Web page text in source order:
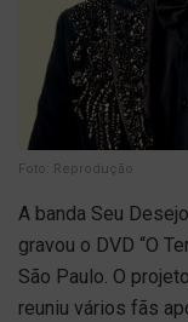
Foto: Reprodução
A banda Seu
gravou o DVD “O
São Paulo. O
reuniu vários fãs